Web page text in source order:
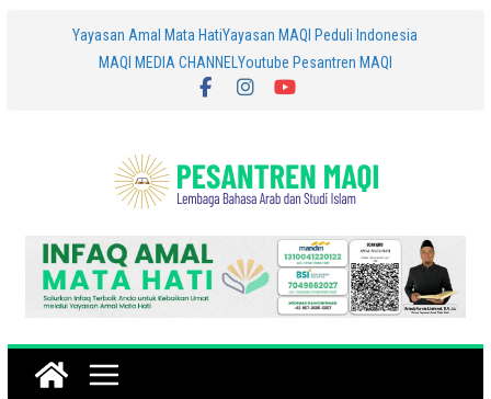
Yayasan Amal Mata HatiYayasan MAQI Peduli Indonesia
MAQI MEDIA CHANNEL Youtube Pesantren MAQI